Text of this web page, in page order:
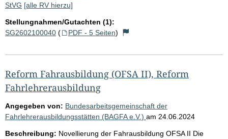
StVG [alle RV hierzu]
Stellungnahmen/Gutachten (1):
SG2602100040 ( PDF - 5 Seiten)
Reform Fahrausbildung (OFSA II), Reform
Fahrlehrerausbildung
Angegeben von: Bundesarbeitsgemeinschaft der
Fahrlehrerausbildungsstätten (BAGFA e.V.) am 24.06.2024
Beschreibung: Novellierung der Fahrausbildung OFSA II Die